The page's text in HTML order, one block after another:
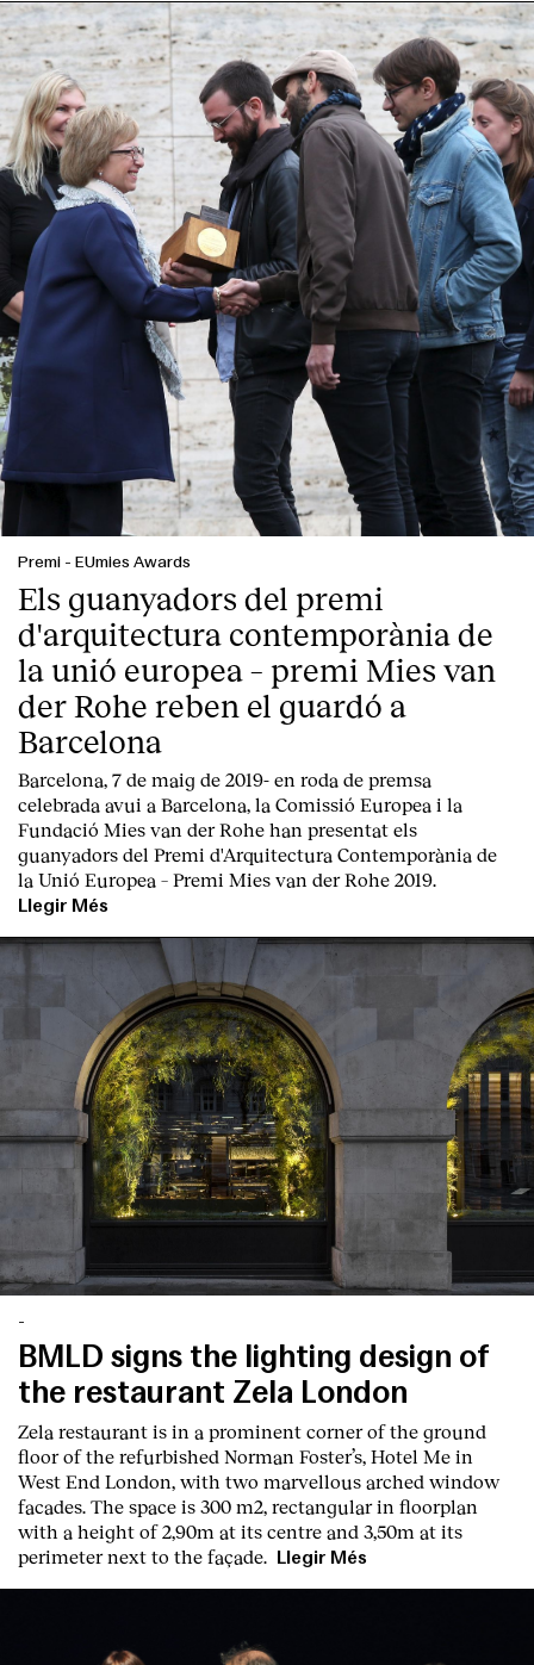
Index
Premi - EUmies Awards
Els guanyadors del premi
d'arquitectura contemporània de
la unió europea – premi Mies van
der Rohe reben el guardó a
Barcelona
Barcelona, 7 de maig de 2019- en roda de premsa
celebrada avui a Barcelona, la Comissió Europea i la
Fundació Mies van der Rohe han presentat els
guanyadors del Premi d'Arquitectura Contemporània de
la Unió Europea – Premi Mies van der Rohe 2019.
Llegir Més
-
BMLD signs the lighting design of
the restaurant Zela London
Zela restaurant is in a prominent corner of the ground
floor of the refurbished Norman Foster’s, Hotel Me in
West End London, with two marvellous arched window
facades. The space is 300 m2, rectangular in floorplan
with a height of 2,90m at its centre and 3,50m at its
perimeter next to the façade.
Llegir Més